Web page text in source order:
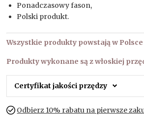
Ponadczasowy fason,
Polski produkt.
Wszystkie produkty powstają w Polsce
Produkty wykonane są z włoskiej
Certyfikat jakości przędzy
Odbierz 10% rabatu na pierwsze